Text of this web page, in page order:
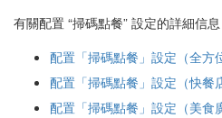
有關配置 “掃碼點餐” 設定的詳細信
配置 「掃碼點餐」 設定（全方
配置 「掃碼點餐」 設定 （快餐
配置 「掃碼點餐」 設定 （美食